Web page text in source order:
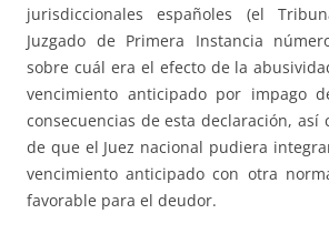
jurisdiccionales españoles (el
Juzgado de Primera Instancia
sobre cuál era el efecto de la
vencimiento anticipado por impago
consecuencias de esta declaración, así
de que el Juez nacional pudiera
vencimiento anticipado con otra
favorable para el deudor.